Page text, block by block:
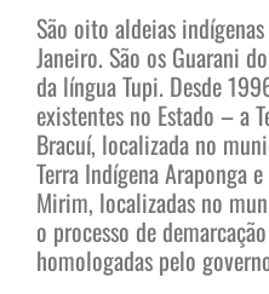
São oito aldeias
Janeiro. São os Guarani
da língua Tupi. Desde
existentes no Estado – a
Bracuí, localizada no
Terra Indígena Araponga
Mirim, localizadas no
o processo de
homologadas pelo